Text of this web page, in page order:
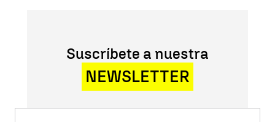
Suscríbete a nuestra
NEWSLETTER